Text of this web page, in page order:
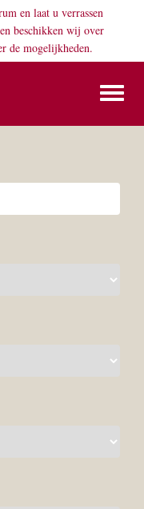
en laat u verrassen
beschikken wij over
de mogelijkheden.